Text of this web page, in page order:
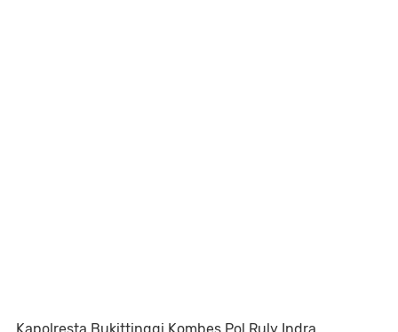
Kapolresta Bukittinggi Kombes Pol Ruly Indra